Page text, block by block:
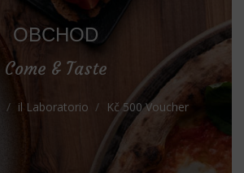
OBCHOD
Come & Taste
il Laboratorio Kč 500 Voucher